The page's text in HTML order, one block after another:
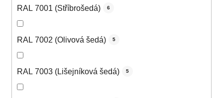
RAL 7001 (Stříbrošedá) 6
RAL 7002 (Olivová šedá) 5
RAL 7003 (Lišejníková šedá) 5